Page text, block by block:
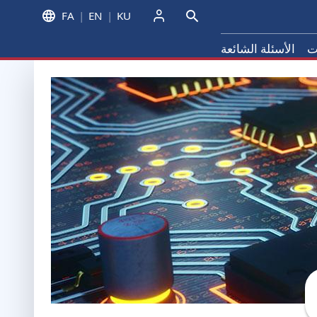
والشبکات الذکیة
الأسئلة الشائعة
FA EN KU